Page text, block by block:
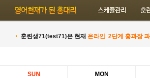
훈련생71(test71)은 현재 온라인 2단계 홍과장
SUN MON